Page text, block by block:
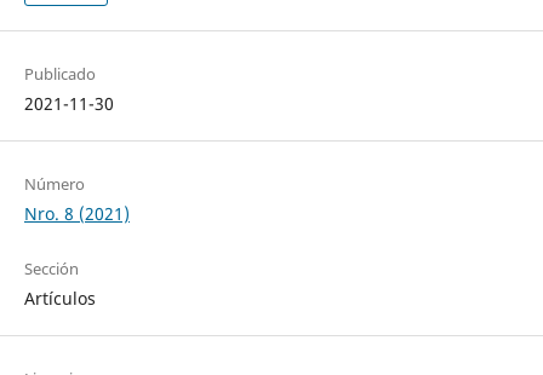
Publicado
2021-11-30
Número
Nro. 8 (2021)
Sección
Artículos